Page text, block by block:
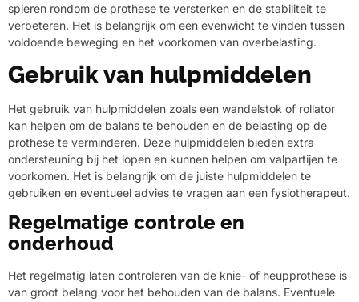
spieren rondom de prothese te versterken en de stabiliteit te
verbeteren. Het is belangrijk om een evenwicht te vinden tussen
voldoende beweging en het voorkomen van overbelasting.
Gebruik van hulpmiddelen
Het gebruik van hulpmiddelen zoals een wandelstok of rollator
kan helpen om de balans te behouden en de belasting op de
prothese te verminderen. Deze hulpmiddelen bieden extra
ondersteuning bij het lopen en kunnen helpen om valpartijen te
voorkomen. Het is belangrijk om de juiste hulpmiddelen te
gebruiken en eventueel advies te vragen aan een fysiotherapeut.
Regelmatige controle en
onderhoud
Het regelmatig laten controleren van de knie- of heupprothese is
van groot belang voor het behouden van de balans. Eventuele